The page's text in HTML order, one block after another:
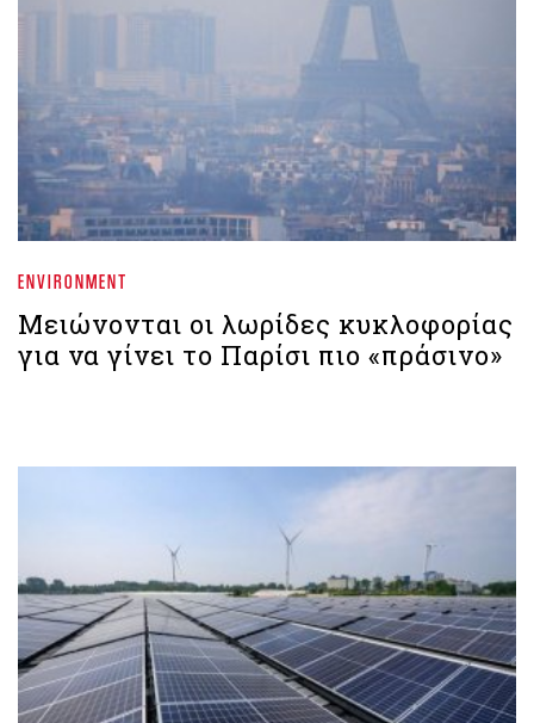
ENVIRONMENT
Μειώνονται οι λωρίδες κυκλοφορίας
για να γίνει το Παρίσι πιο «πράσινο»